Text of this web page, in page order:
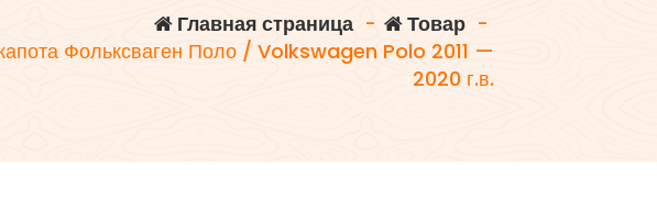
Главная страница - Товар -
Фольксваген Поло / Volkswagen Polo 2011 —
2020 г.в.